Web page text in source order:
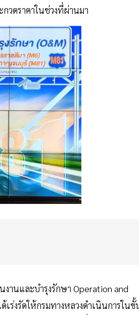
วดราคาในช่วงที่ผ่านมา
งานและบำรุงรักษา Operation and
ร่งรัดให้กรมทางหลวงดำเนินการในขั้